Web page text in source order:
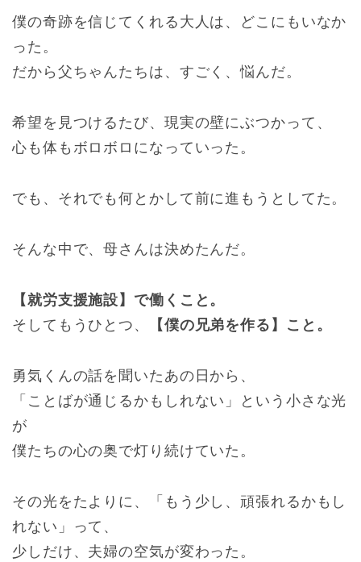
僕の奇跡を信じてくれる大人は、どこにもいなか
った。
だから父ちゃんたちは、すごく、悩んだ。
希望を見つけるたび、現実の壁にぶつかって、
心も体もボロボロになっていった。
でも、それでも何とかして前に進もうとしてた。
そんな中で、母さんは決めたんだ。
【就労支援施設】で働くこと。
そしてもうひとつ、
【僕の兄弟を作る】こと。
勇気くんの話を聞いたあの日から、
「ことばが通じるかもしれない」という小さな光
が
僕たちの心の奥で灯り続けていた。
その光をたよりに、「もう少し、頑張れるかもし
れない」って、
少しだけ、夫婦の空気が変わった。